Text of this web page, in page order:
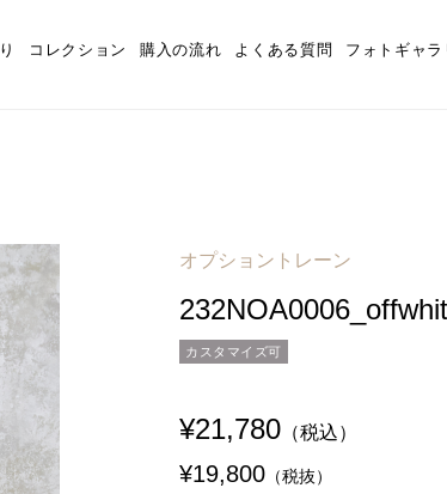
コレクション 購入の流れ よくある質問 フォトギャラ
オプショントレーン
カスタマイズ可
¥21,780 （税込）
¥19,800 （税抜）